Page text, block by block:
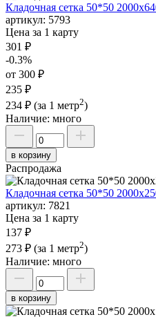
Кладочная сетка 50*50
артикул: 5793
Цена за 1 карту
301 ₽
-0.3%
от 300 ₽
235 ₽
234 ₽ (за 1 метр2)
Наличие: много
в корзину
Распродажа
Кладочная сетка 50*50
артикул: 7821
Цена за 1 карту
137 ₽
273 ₽ (за 1 метр2)
Наличие: много
в корзину